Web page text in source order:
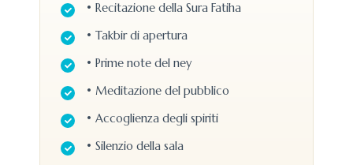
• Recitazione della Sura Fatiha
• Takbir di apertura
• Prime note del ney
• Meditazione del pubblico
• Accoglienza degli spiriti
• Silenzio della sala